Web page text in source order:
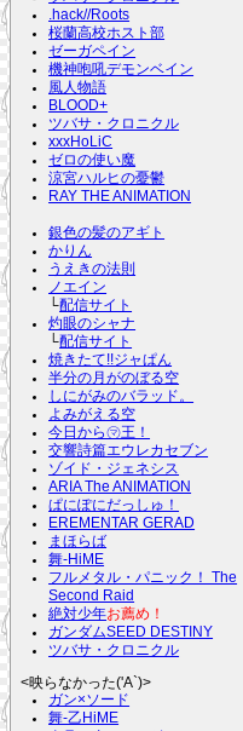
.hack//Roots
桜蘭高校ホスト部
ゼーガペイン
機神咆吼デモンベイン
風人物語
BLOOD+
ツバサ・クロニクル
xxxHoLiC
ゼロの使い魔
涼宮ハルヒの憂鬱
RAY THE ANIMATION
銀色の髪のアギト
かりん
うえきの法則
ノエイン
└配信サイト
灼眼のシャナ
└配信サイト
焼きたて!!ジャぱん
半分の月がのぼる空
しにがみのバラッド。
よみがえる空
今日から㋮王！
交響詩篇エウレカセブン
ゾイド・ジェネシス
ARIA The ANIMATION
ぱにぽにだっしゅ！
EREMENTAR GERAD
まほらば
舞-HiME
フルメタル・パニック！ The
Second Raid
絶対少年お薦め！
ガンダムSEED DESTINY
ツバサ・クロニクル
<映らなかった('A`)>
ガン×ソード
舞-乙HiME